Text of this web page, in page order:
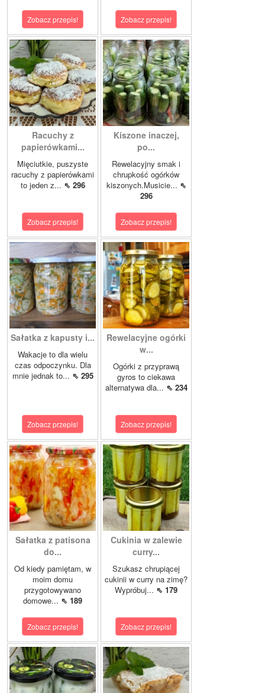
Zobacz przepis! Zobacz przepis!
Racuchy z
papierówkami...
Mięciutkie, puszyste
racuchy z papierówkami
to jeden z... ⇖ 296
Zobacz przepis!
Kiszone inaczej,
po...
Rewelacyjny smak i
chrupkość ogórków
kiszonych.Musicie... ⇖
296
Zobacz przepis!
Sałatka z kapusty i...
Wakacje to dla wielu
czas odpoczynku. Dla
mnie jednak to... ⇖ 295
Zobacz przepis!
Rewelacyjne ogórki
w...
Ogórki z przyprawą
gyros to ciekawa
alternatywa dla... ⇖ 234
Zobacz przepis!
Sałatka z patisona
do...
Od kiedy pamiętam, w
moim domu
przygotowywano
domowe... ⇖ 189
Zobacz przepis!
Cukinia w zalewie
curry...
Szukasz chrupiącej
cukinii w curry na zimę?
Wypróbuj... ⇖ 179
Zobacz przepis!